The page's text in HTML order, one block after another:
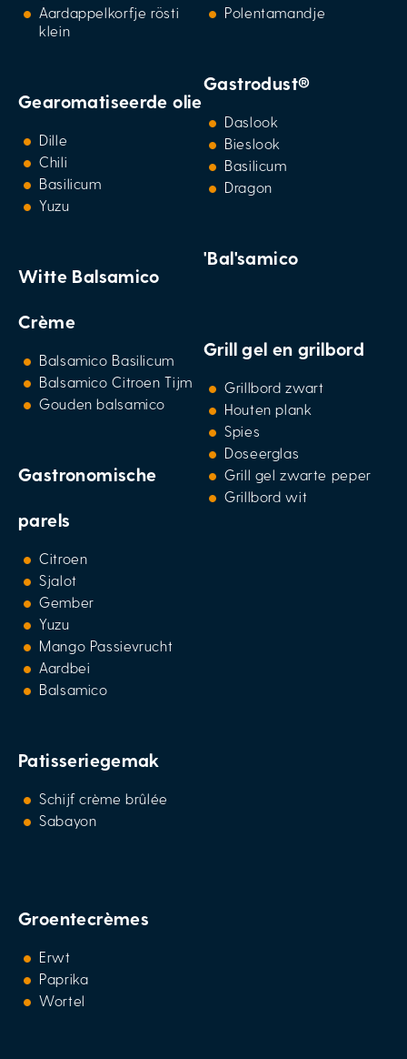
Aardappelkorfje rösti
klein
Gearomatiseerde olie
Dille
Chili
Basilicum
Yuzu
Witte Balsamico
Crème
Balsamico Basilicum
Balsamico Citroen Tijm
Gouden balsamico
Gastronomische
parels
Citroen
Sjalot
Gember
Yuzu
Mango Passievrucht
Aardbei
Balsamico
Patisseriegemak
Schijf crème brûlée
Sabayon
Polentamandje
Gastrodust®
Daslook
Bieslook
Basilicum
Dragon
'Bal'samico
Grill gel en grilbord
Grillbord zwart
Houten plank
Spies
Doseerglas
Grill gel zwarte peper
Grillbord wit
Groentecrèmes
Erwt
Paprika
Wortel